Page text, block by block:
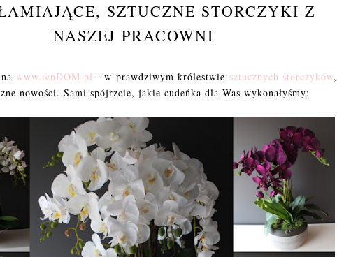
SZTUCZNE STORCZYKI Z
NASZEJ PRACOWNI
www.tenDOM.pl - w prawdziwym królestwie sztucznych storczyków,
nowości. Sami spójrzcie, jakie cudeńka dla Was wykonałyśmy: